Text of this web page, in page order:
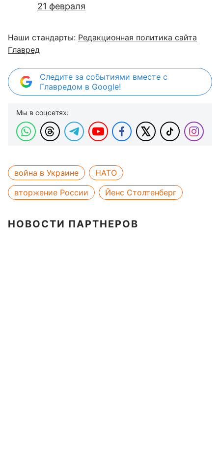
21 февраля
Наши стандарты: Редакционная политика сайта
Главред
Следите за событиями вместе с
Главредом в Google!
Мы в соцсетях:
война в Украине
НАТО
вторжение России
Йенс Столтенберг
НОВОСТИ ПАРТНЕРОВ